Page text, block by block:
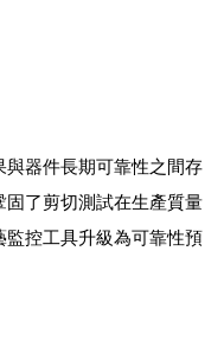
與器件長期可靠性之間存
了剪切測試在生產質量
控工具升級為可靠性預